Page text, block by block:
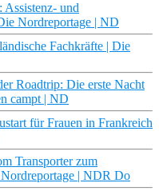
Assistenz- und
Nordreportage | ND
Fachkräfte | Die
Roadtrip: Die erste Nacht
campt | ND
für Frauen in Frankreich
Transporter zum
| NDR Do